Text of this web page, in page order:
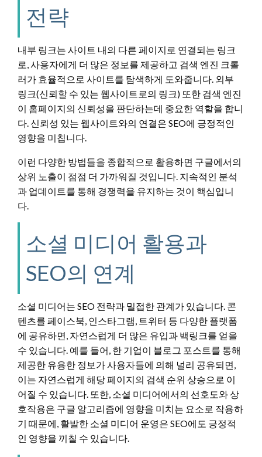
전략
내부 링크는 사이트 내의 다른 페이지로 연결되는 링크
로, 사용자에게 더 많은 정보를 제공하고 검색 엔진 크롤
러가 효율적으로 사이트를 탐색하게 도와줍니다. 외부
링크(신뢰할 수 있는 웹사이트로의 링크) 또한 검색 엔진
이 홈페이지의 신뢰성을 판단하는데 중요한 역할을 합니
다. 신뢰성 있는 웹사이트와의 연결은 SEO에 긍정적인
영향을 미칩니다.
이런 다양한 방법들을 종합적으로 활용하면 구글에서의
상위 노출이 점점 더 가까워질 것입니다. 지속적인 분석
과 업데이트를 통해 경쟁력을 유지하는 것이 핵심입니
다.
소셜 미디어 활용과
SEO의 연계
소셜 미디어는 SEO 전략과 밀접한 관계가 있습니다. 콘
텐츠를 페이스북, 인스타그램, 트위터 등 다양한 플랫폼
에 공유하면, 자연스럽게 더 많은 유입과 백링크를 얻을
수 있습니다. 예를 들어, 한 기업이 블로그 포스트를 통해
제공한 유용한 정보가 사용자들에 의해 널리 공유되면,
이는 자연스럽게 해당 페이지의 검색 순위 상승으로 이
어질 수 있습니다. 또한, 소셜 미디어에서의 선호도와 상
호작용은 구글 알고리즘에 영향을 미치는 요소로 작용하
기 때문에, 활발한 소셜 미디어 운영은 SEO에도 긍정적
인 영향을 끼칠 수 있습니다.